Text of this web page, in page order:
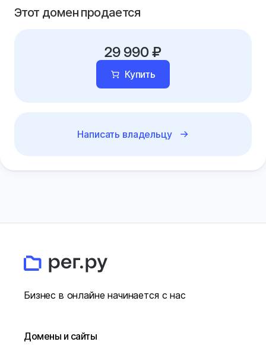
Этот домен продается
29 990 ₽
Купить
Написать владельцу
Бизнес в онлайне начинается с нас
Домены и сайты